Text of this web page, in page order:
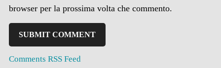
browser per la prossima volta che commento.
Comments RSS Feed